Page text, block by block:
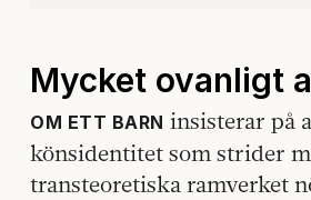
Mycket ovanligt
OM ETT BARN insisterar på
könsidentitet som strider
transteoretiska ramverket